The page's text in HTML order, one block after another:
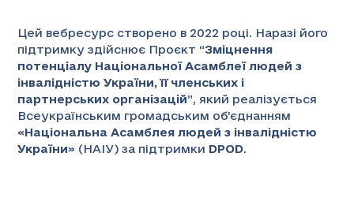
Цей вебресурс створено в 2022 році. Наразі його
підтримку здійснює Проєкт “Зміцнення
потенціалу Національної Асамблеї людей з
інвалідністю України, її членських і
партнерських організацій”, який реалізується
Всеукраїнським громадським об’єднанням
«Національна Асамблея людей з інвалідністю
України» (НАІУ) за підтримки DPOD.